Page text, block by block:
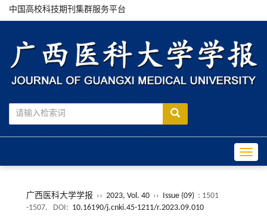
中国高校科技期刊集群服务平台
广西医科大学学报 ›› 2023, Vol. 40 ›› Issue (09) : 1501
-1507.
DOI: 10.16190/j.cnki.45-1211/r.2023.09.010